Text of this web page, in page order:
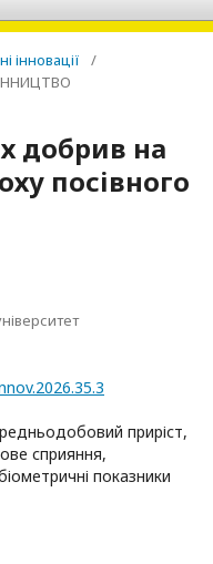
інновації
/
добрив на
посівного
приріст,
сприяння,
показники